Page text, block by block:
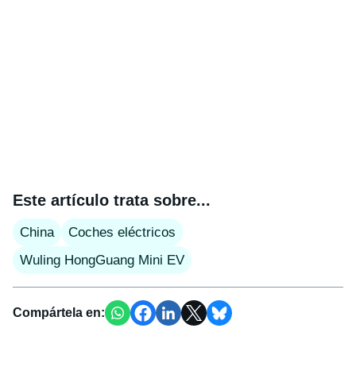
Este artículo trata sobre...
China
Coches eléctricos
Wuling HongGuang Mini EV
Compártela en: